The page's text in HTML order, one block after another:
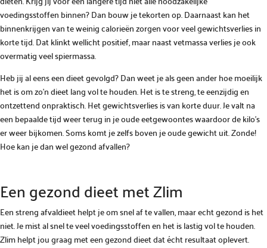
voedingsstoffen binnen? Dan bouw je tekorten op. Daarnaast kan het
binnenkrijgen van te weinig calorieën zorgen voor veel gewichtsverlies in
korte tijd. Dat klinkt wellicht positief, maar naast vetmassa verlies je ook
overmatig veel spiermassa.
Heb jij al eens een dieet gevolgd? Dan weet je als geen ander hoe moeilijk
het is om zo’n dieet lang vol te houden. Het is te streng, te eenzijdig en
ontzettend onpraktisch. Het gewichtsverlies is van korte duur. Je valt na
een bepaalde tijd weer terug in je oude eetgewoontes waardoor de kilo’s
er weer bijkomen. Soms komt je zelfs boven je oude gewicht uit. Zonde!
Hoe kan je dan wel gezond afvallen?
Een gezond dieet met Zlim
Een streng afvaldieet helpt je om snel af te vallen, maar echt gezond is het
niet. Je mist al snel te veel voedingsstoffen en het is lastig vol te houden.
Zlim helpt jou graag met een gezond dieet dat écht resultaat oplevert.